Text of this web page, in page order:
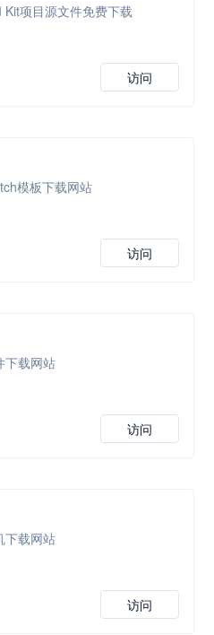
项目源文件免费下载
访问
模板下载网站
访问
下载网站
访问
下载网站
访问